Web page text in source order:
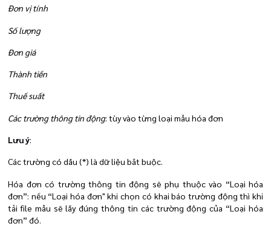
Đơn vị tính
Số lượng
Đơn giá
Thành tiền
Thuế suất
Các trường thông tin động: tùy vào từng loại mẫu hóa đơn
Lưu ý:
Các trường có dấu (*) là dữ liệu bắt buộc.
Hóa đơn có trường thông tin động sẽ phụ thuộc vào “Loại hóa
đơn”: nếu “Loại hóa đơn" khi chọn có khai báo trường động thì khi
tải file mẫu sẽ lấy đúng thông tin các trường động của “Loại hóa
đơn” đó.